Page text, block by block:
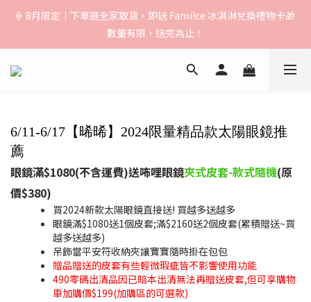
🚚【運費公告】：超取（先付款）$1000免運｜貨到付款/宅配
$1500免運｜中港澳順豐$3000免運
🍦 8月限定｜下單選全家取貨，即送 Fami!ce 冰淇淋兌換禮物卡🎁
數量有限，送完為止！
🚚【運費公告】：超取（先付款）$1000免運｜貨到付款/宅配
6/11-6/17【晞晞】2024限量精品款太陽眼鏡推
薦
眼鏡滿$1080(不含運費)送咘哩眼鏡夾式皮套-款式隨機(原
價$380)
買2024新款太陽眼鏡直接送! 買越多送越多
眼鏡滿$1080送1個皮套;滿$2160送2個皮套(累積贈送~買
越多送越多)
吊飾當平安符收納夾讓寶寶隨時掛在包包
贈品贈送的皮套有些輕微瑕疵皆不影響使用功能
490零碼出清品因已賠本出清無法再贈送皮套,但可享購物
車加購價$199(加購區的可選款)